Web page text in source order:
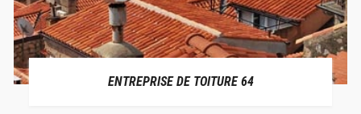
ENTREPRISE DE TOITURE 64